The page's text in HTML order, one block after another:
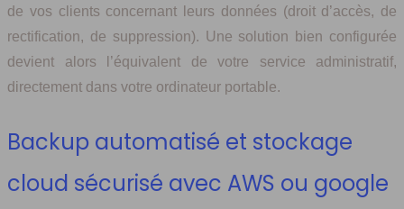
de vos clients concernant leurs données (droit d’accès, de
rectification, de suppression). Une solution bien configurée
devient alors l’équivalent de votre service administratif,
directement dans votre ordinateur portable.
Backup automatisé et stockage
cloud sécurisé avec AWS ou google